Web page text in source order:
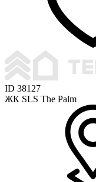
ID 38127
ЖК SLS The Palm